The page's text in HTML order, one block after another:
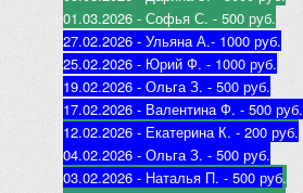
01.03.2026 - Софья С. - 500 руб.
27.02.2026 - Ульяна А.- 1000 руб.
25.02.2026 - Юрий Ф. - 1000 руб.
19.02.2026 - Ольга З. - 500 руб.
17.02.2026 - Валентина Ф. - 500 руб.
12.02.2026 - Екатерина К. - 200 руб.
04.02.2026 - Ольга З. - 500 руб.
03.02.2026 - Наталья П. - 500 руб.